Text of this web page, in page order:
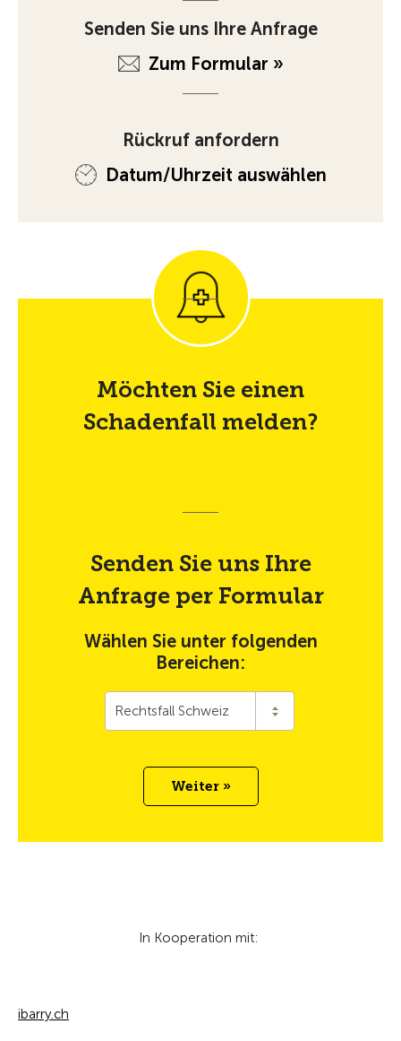
Senden Sie uns Ihre Anfrage
Zum Formular »
Rückruf anfordern
Datum/Uhrzeit auswählen
Möchten Sie einen
Schadenfall melden?
Senden Sie uns Ihre
Anfrage per Formular
Wählen Sie unter folgenden
Bereichen:
Rechtsfall Schweiz
Weiter »
In Kooperation mit:
ibarry.ch